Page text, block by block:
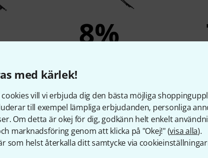
med kärlek!
cookies vill vi erbjuda dig den bästa möjliga
till exempel lämpliga erbjudanden, personliga
Om detta är okej för dig, godkänn helt enkelt
marknadsföring genom att klicka på "Okej!" (visa alla).
som helst återkalla ditt samtycke via
8%
Roth & Junius RJB-EH-01 Erhu
277 kr
Jämför